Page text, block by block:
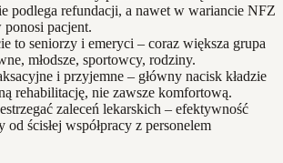
podlega refundacji, a nawet w wariancie NFZ
ponosi pacjent.
to seniorzy i emeryci – coraz większa grupa
młodsze, sportowcy, rodziny.
i przyjemne – główny nacisk kładzie
rehabilitację, nie zawsze komfortową.
zaleceń lekarskich – efektywność
od ścisłej współpracy z personelem